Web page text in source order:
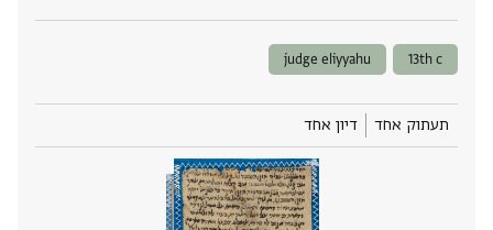
13th c
judge eliyyahu
תעתוק אחד דיון אחד